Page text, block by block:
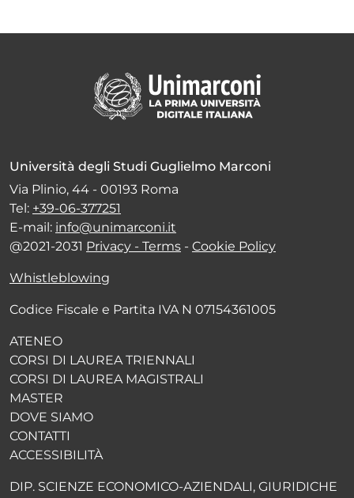
Università degli Studi Guglielmo Marconi
Via Plinio, 44 - 00193 Roma
Tel: +39-06-377251
E-mail: info@unimarconi.it
@2021-2031 Privacy - Terms - Cookie Policy
Whistleblowing
Codice Fiscale e Partita IVA N 07154361005
ATENEO
CORSI DI LAUREA TRIENNALI
CORSI DI LAUREA MAGISTRALI
MASTER
DOVE SIAMO
CONTATTI
ACCESSIBILITÀ
DIP. SCIENZE ECONOMICO-AZIENDALI, GIURIDICHE